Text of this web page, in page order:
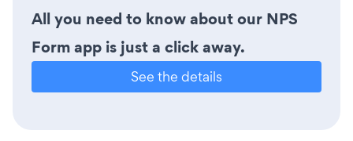
All you need to know about our NPS
Form app is just a click away.
See the details